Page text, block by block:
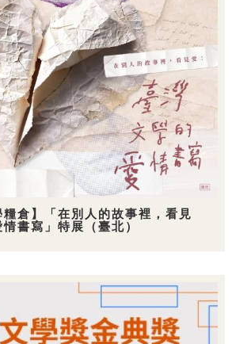
糧倉】「在別人的故事裡，看見
書寫」特展（臺北）